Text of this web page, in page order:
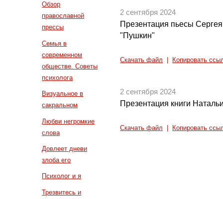
Обзор
православной
прессы
Семья в
современном
обществе. Советы
психолога
Визуальное в
сакральном
Любви негромкие
слова
Довлеет дневи
злоба его
Психолог и я
Трезвитесь и
2 сентября 2024
Презентация пьесы
"Пушкин"
Скачать файл Копировать
2 сентября 2024
Презентация книги
Скачать файл Копировать